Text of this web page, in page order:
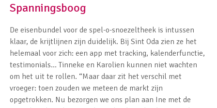
Spanningsboog
De eisenbundel voor de spel-o-snoezeltheek is intussen
klaar, de krijtlijnen zijn duidelijk. Bij Sint Oda zien ze het
helemaal voor zich: een app met tracking, kalenderfunctie,
testimonials… Tinneke en Karolien kunnen niet wachten
om het uit te rollen. “Maar daar zit het verschil met
vroeger: toen zouden we meteen de markt zijn
opgetrokken. Nu bezorgen we ons plan aan Ine met de